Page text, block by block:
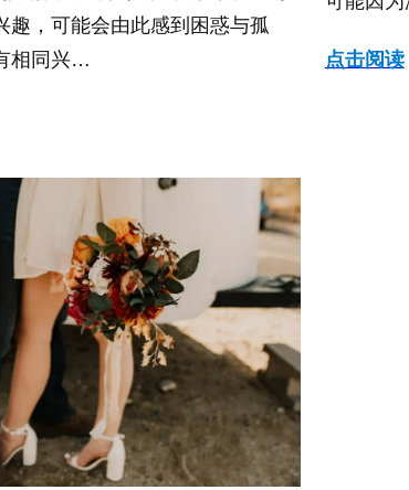
趣，可能会由此感到困惑与孤
相同兴…
点击阅读